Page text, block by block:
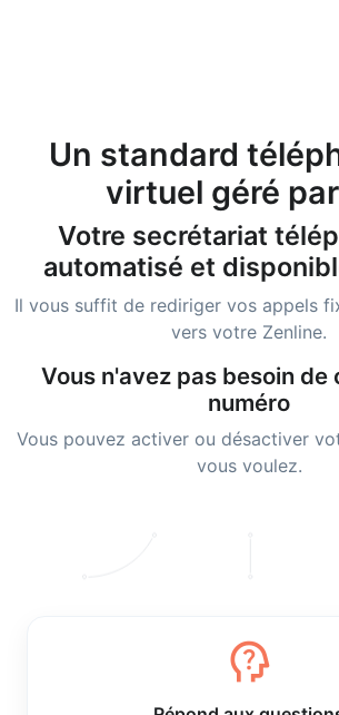
Un standard
virtuel géré
Votre secrétariat
automatisé et
Il vous suffit de rediriger vos appels
vers votre Zenline.
Vous n'avez pas besoin de
numéro
Vous pouvez activer ou désactiver
vous voulez.
psychology_alt